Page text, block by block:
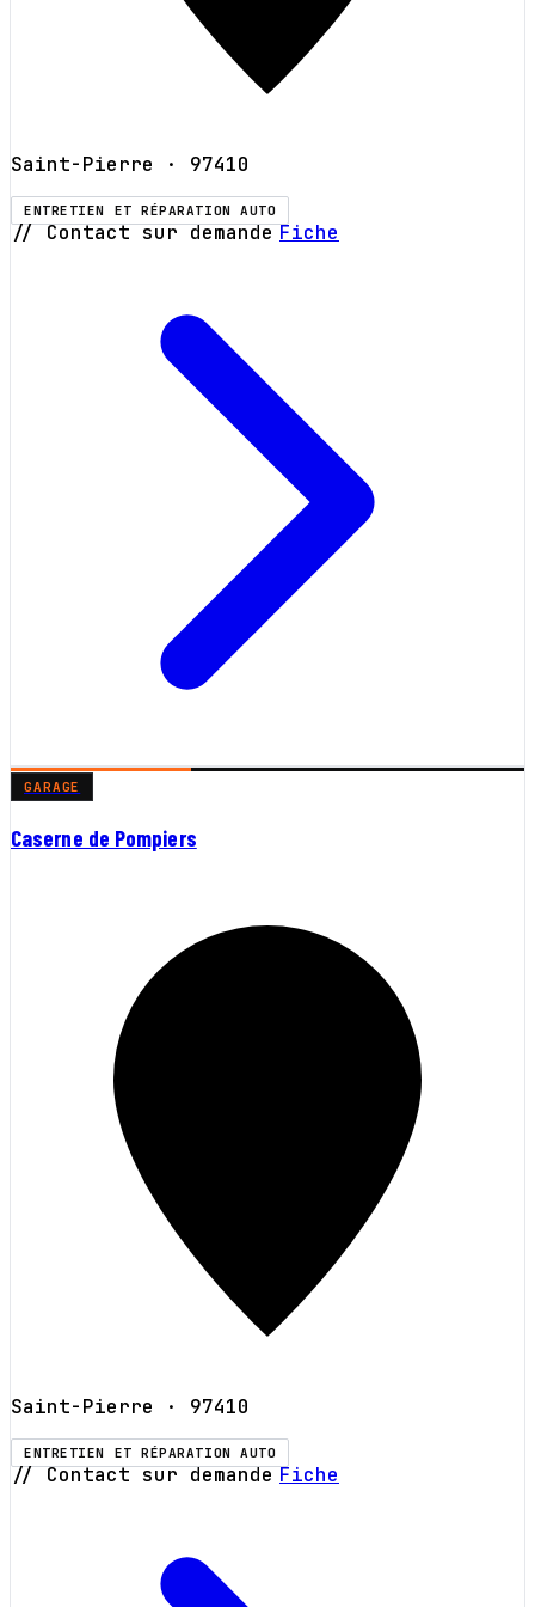
Saint-Pierre · 97410
ENTRETIEN ET RÉPARATION AUTO
// Contact sur demande Fiche
GARAGE
Caserne de Pompiers
Saint-Pierre · 97410
ENTRETIEN ET RÉPARATION AUTO
// Contact sur demande Fiche